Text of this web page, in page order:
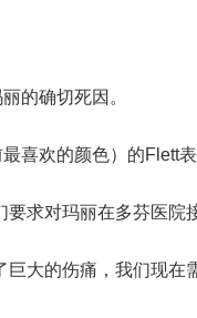
的确切死因。
喜欢的颜色）的Flett
求对玛丽在多芬医院
大的伤痛，我们现在